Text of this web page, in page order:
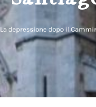
La depressione dopo il